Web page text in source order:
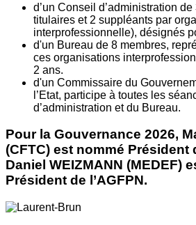
d’un Conseil d’administration
titulaires et 2 suppléants par
interprofessionnelle), désignés
d'un Bureau de 8 membres,
ces organisations
2 ans.
d'un Commissaire du
l’Etat, participe à toutes les
d’administration et du Bureau.
Pour la Gouvernance 2026,
(CFTC) est nommé Président
Daniel WEIZMANN (MEDEF)
Président de l’AGFPN.